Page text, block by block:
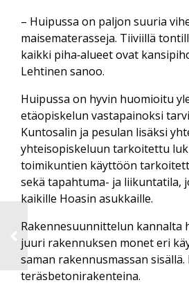
– Huipussa on paljon suuria
maisema­terasseja. Tiiviillä
kaikki piha‑alueet ovat
Lehtinen sanoo.
Huipussa on hyvin huomioitu
etä­opiskelun vasta­painoksi
Kunto­salin ja pesulan lisäksi
yhteis­opiskeluun tarkoitettu
toimikuntien käyttöön
sekä tapahtuma- ja liikunta­tila,
kaikille Hoasin asukkaille.
Rakennesuunnittelun kannalta
juuri rakennuksen monet eri
saman rakennus­massan
teräsbetonirakenteina.